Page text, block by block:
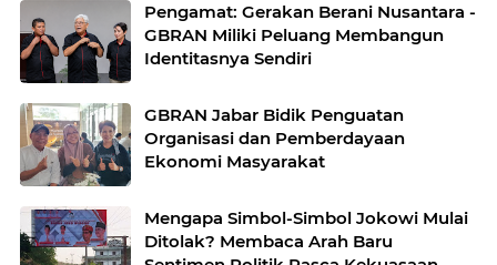
Pengamat: Gerakan Berani Nusantara -
GBRAN Miliki Peluang Membangun
Identitasnya Sendiri
GBRAN Jabar Bidik Penguatan
Organisasi dan Pemberdayaan
Ekonomi Masyarakat
Mengapa Simbol-Simbol Jokowi Mulai
Ditolak? Membaca Arah Baru